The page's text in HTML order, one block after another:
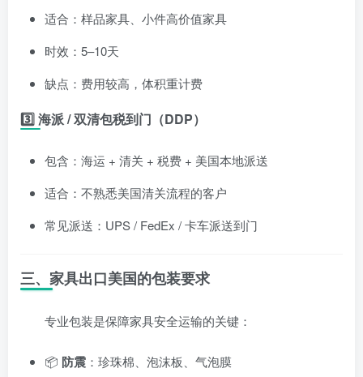
适合：样品家具、小件高价值家具
时效：5–10天
缺点：费用较高，体积重计费
3️⃣ 海派 / 双清包税到门（DDP）
包含：海运 + 清关 + 税费 + 美国本地派送
适合：不熟悉美国清关流程的客户
常见派送：UPS / FedEx / 卡车派送到门
三、家具出口美国的包装要求
专业包装是保障家具安全运输的关键：
📦 防震 ：珍珠棉、泡沫板、气泡膜